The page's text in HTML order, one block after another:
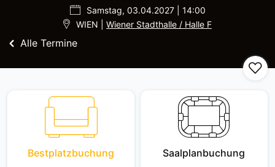
Samstag, 03.04.2027 | 14:00
WIEN | Wiener Stadthalle / Halle F
Alle Termine
Bestplatzbuchung Saalplanbuchung